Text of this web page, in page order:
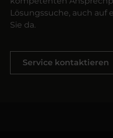
Lösungssuche, auch auf
Sie da.
Service kontaktieren